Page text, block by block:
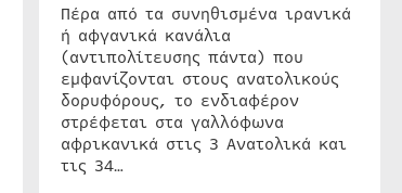
Πέρα από τα συνηθισμένα ιρανικά
ή αφγανικά κανάλια
(αντιπολίτευσης πάντα) που
εμφανίζονται στους ανατολικούς
δορυφόρους, το ενδιαφέρον
στρέφεται στα γαλλόφωνα
αφρικανικά στις 3 Ανατολικά και
τις 34…